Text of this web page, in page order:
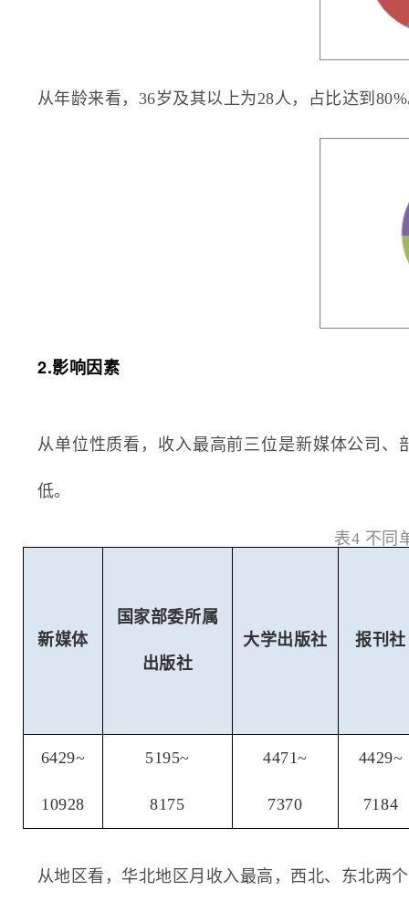
从年龄来看，36岁及其以上为28人，占比达到
2.影响因素
从单位性质看，收入最高前三位是新媒体公司
低。
表4 不同
新媒体
国家部委所属
出版社
大学出版社 报刊社
6429~
10928
5195~
8175
4471~
7370
4429~
7184
从地区看，华北地区月收入最高，西北、东北两